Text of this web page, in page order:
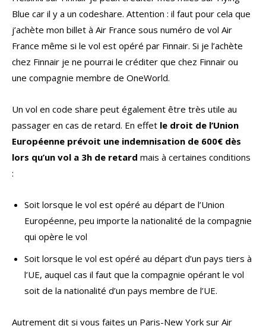
Blue car il y a un codeshare. Attention : il faut pour cela que
j’achète mon billet à Air France sous numéro de vol Air
France même si le vol est opéré par Finnair. Si je l’achète
chez Finnair je ne pourrai le créditer que chez Finnair ou
une compagnie membre de OneWorld.
Un vol en code share peut également être très utile au
passager en cas de retard. En effet le droit de l’Union
Européenne prévoit une indemnisation de 600€ dès
lors qu’un vol a 3h de retard mais à certaines conditions
:
Soit lorsque le vol est opéré au départ de l’Union
Européenne, peu importe la nationalité de la compagnie
qui opère le vol
Soit lorsque le vol est opéré au départ d’un pays tiers à
l’UE, auquel cas il faut que la compagnie opérant le vol
soit de la nationalité d’un pays membre de l’UE.
Autrement dit si vous faites un Paris-New York sur Air